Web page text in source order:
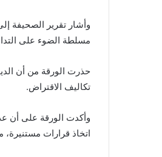
وأشار تقرير الصحيفة
مسلطة الضوء على
حذرت الورقة من أن
تكاليف الاقتراض.
وأكدت الورقة على أن
اتخاذ قرارات مستنيرة،